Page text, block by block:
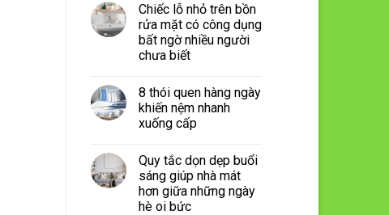
Chiếc lỗ nhỏ trên bồn
rửa mặt có công dụng
bất ngờ nhiều người
chưa biết
8 thói quen hàng ngày
khiến nệm nhanh
xuống cấp
Quy tắc dọn dẹp buổi
sáng giúp nhà mát
hơn giữa những ngày
hè oi bức